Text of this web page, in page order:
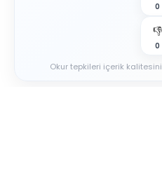
0
👎
0
Okur tepkileri içerik